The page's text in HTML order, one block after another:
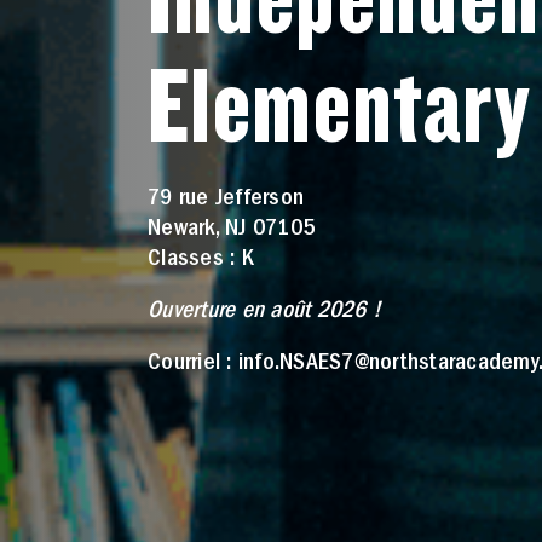
Elementary
79 rue Jefferson
Newark, NJ 07105
Classes : K
Ouverture en août 2026 !
Courriel :